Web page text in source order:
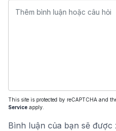
This site is protected by reCAPTCHA and
Service apply.
Bình luận của bạn sẽ